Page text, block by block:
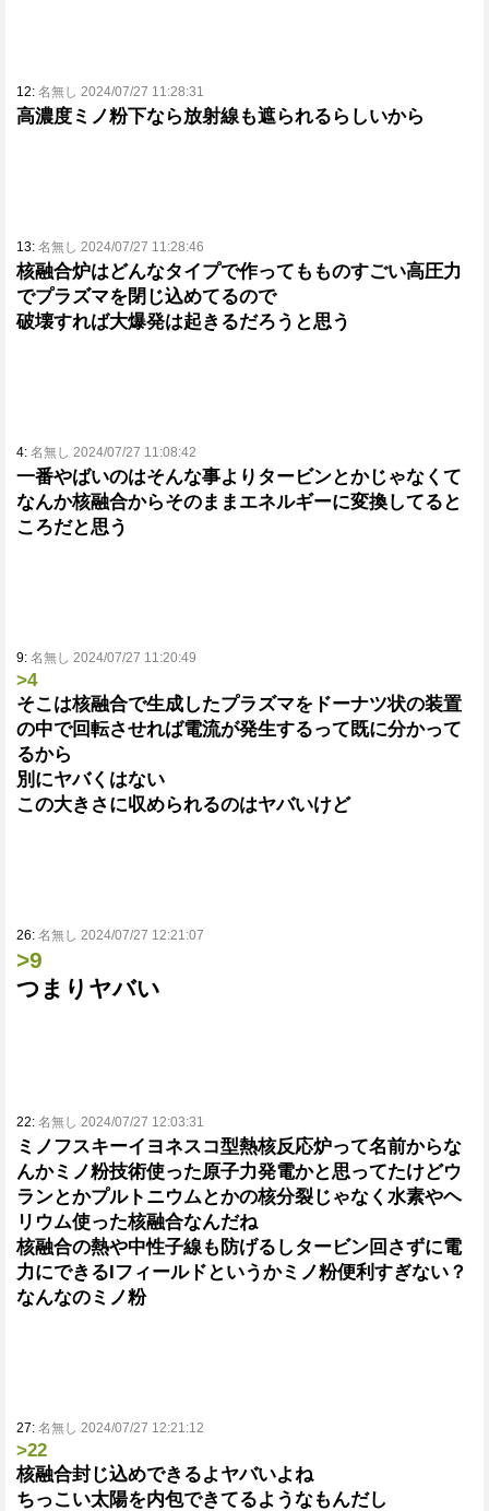
12: 名無し 2024/07/27 11:28:31
高濃度ミノ粉下なら放射線も遮られるらしいから
13: 名無し 2024/07/27 11:28:46
核融合炉はどんなタイプで作ってもものすごい高圧力
でプラズマを閉じ込めてるので
破壊すれば大爆発は起きるだろうと思う
4: 名無し 2024/07/27 11:08:42
一番やばいのはそんな事よりタービンとかじゃなくて
なんか核融合からそのままエネルギーに変換してると
ころだと思う
9: 名無し 2024/07/27 11:20:49
>4
そこは核融合で生成したプラズマをドーナツ状の装置
の中で回転させれば電流が発生するって既に分かって
るから
別にヤバくはない
この大きさに収められるのはヤバいけど
26: 名無し 2024/07/27 12:21:07
>9
つまりヤバい
22: 名無し 2024/07/27 12:03:31
ミノフスキーイヨネスコ型熱核反応炉って名前からな
んかミノ粉技術使った原子力発電かと思ってたけどウ
ランとかプルトニウムとかの核分裂じゃなく水素やヘ
リウム使った核融合なんだね
核融合の熱や中性子線も防げるしタービン回さずに電
力にできるIフィールドというかミノ粉便利すぎない？
なんなのミノ粉
27: 名無し 2024/07/27 12:21:12
>22
核融合封じ込めできるよヤバいよね
ちっこい太陽を内包できてるようなもんだし